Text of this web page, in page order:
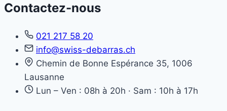
Contactez-nous
021 217 58 20
info@swiss-debarras.ch
Chemin de Bonne Espérance 35, 1006
Lausanne
Lun – Ven : 08h à 20h · Sam : 10h à 17h